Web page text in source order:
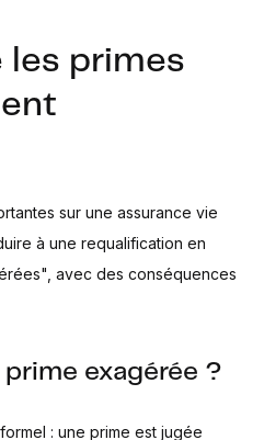
les primes
sur une assurance vie
à une requalification en
avec des conséquences
exagérée ?
: une prime est jugée